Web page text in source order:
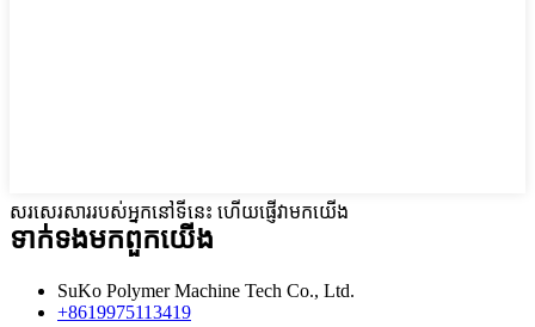
សរសេរសាររបស់អ្នកនៅទីនេះ ហើយផ្ញើវាមកយើង
ទាក់ទង​មក​ពួក​យើង
SuKo Polymer Machine Tech Co., Ltd.
+8619975113419